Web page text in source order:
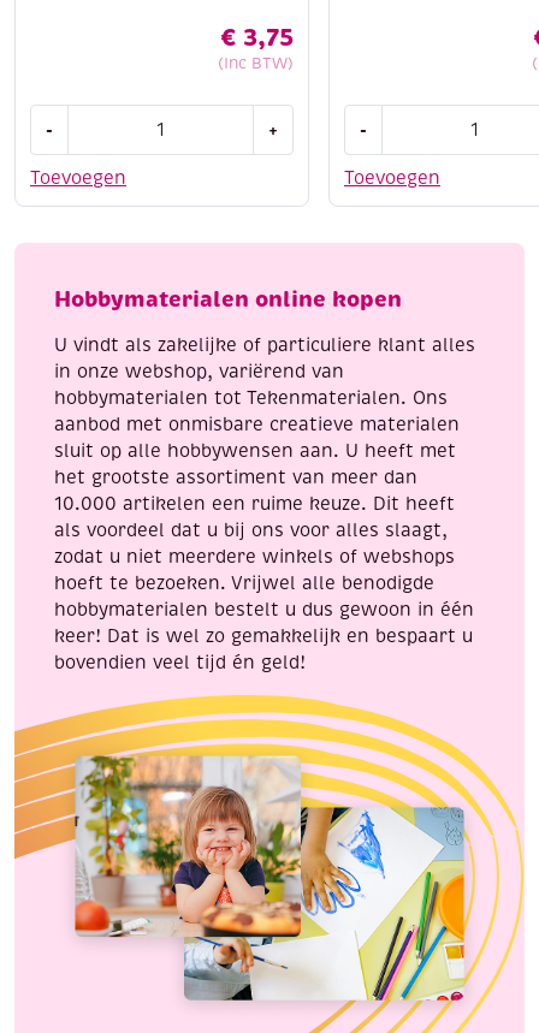
€ 3,75
(Inc BTW)
Toevoegen
-
set
mix
+
Toevoegen
-
satijnkoord,
meter,
aantal
Hobbymaterialen online kopen
U vindt als zakelijke of particuliere klant alles
in onze webshop, variërend van
hobbymaterialen tot Tekenmaterialen. Ons
aanbod met onmisbare creatieve materialen
sluit op alle hobbywensen aan. U heeft met
het grootste assortiment van meer dan
10.000 artikelen een ruime keuze. Dit heeft
als voordeel dat u bij ons voor alles slaagt,
zodat u niet meerdere winkels of webshops
hoeft te bezoeken. Vrijwel alle benodigde
hobbymaterialen bestelt u dus gewoon in één
keer! Dat is wel zo gemakkelijk en bespaart u
bovendien veel tijd én geld!